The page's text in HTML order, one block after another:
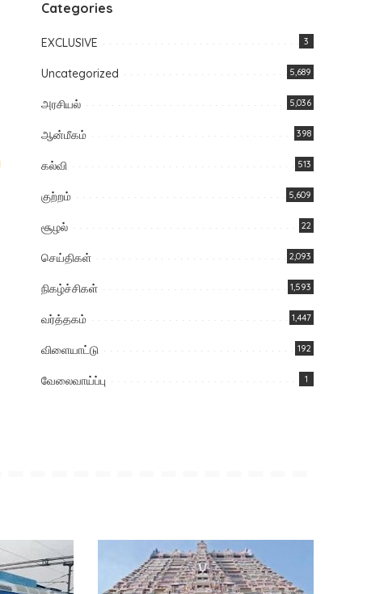
Categories
EXCLUSIVE 3
Uncategorized 5,689
அரசியல் 5,036
ஆன்மீகம் 398
கல்வி 513
குற்றம் 5,609
சூழல் 22
செய்திகள் 2,093
நிகழ்ச்சிகள் 1,593
வர்த்தகம் 1,447
விளையாட்டு 192
வேலைவாய்ப்பு 1